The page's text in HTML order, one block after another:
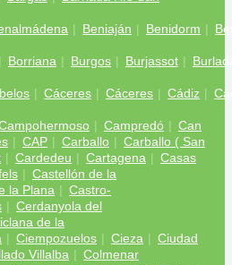
Beniaján Benidorm
Borriana Burgos Burjassot
Cáceres Cáceres Cádiz
Campredó
Can
CAP Carballo
Carballo ( San
Cardedeu Cartagena
Casas
Castellón de la
la Plana
Castro-
Cerdanyola del
de la
Ciempozuelos Cieza
Ciudad
Villalba
Colmenar